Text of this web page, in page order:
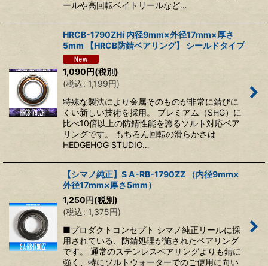
ールや高回転ベイトリールなど…
HRCB-1790ZHi 内径9mm×外径17mm×厚さ
5mm 【HRCB防錆ベアリング】 シールドタイプ
1,090円(税別)
(税込: 1,199円)
特殊な製法により金属そのものが非常に錆びに
くい新しい技術を採用。 プレミアム（SHG）に
比べ10倍以上の防錆性能を誇るソルト対応ベア
リングです。 もちろん回転の滑らかさは
HEDGEHOG STUDIO…
【シマノ純正】S A-RB-1790ZZ （内径9mm×
外径17mm×厚さ5mm）
1,250円(税別)
(税込: 1,375円)
■プロダクトコンセプト シマノ純正リールに採
用されている、防錆処理が施されたベアリング
です。 通常のステンレスベアリングよりも錆に
強く、特にソルトウォーターでのご使用に向い